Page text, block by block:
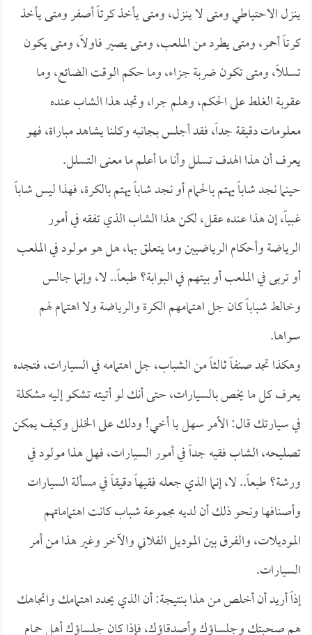
ينزل الاحتياطي ومتى لا ينزل، ومتى يأخذ كرتاً أصفر ومتى يأخذ
كرتاً أحمر، ومتى يطرد من الملعب، ومتى يصير فاولاً، ومتى يكون
تسللاً، ومتى تكون ضربة جزاء، وما حكم الوقت الضائع، وما
عقوبة الغلط على الحكم، وهلم جرا، وتجد هذا الشاب عنده
معلومات دقيقة جداً، فقد أجلس بجانبه وكلنا يشاهد مباراة، فهو
يعرف أن هذا الهدف تسلل وأنا ما أعلم ما معنى التسلل.
حينما نجد شاباً يهتم بالحمام أو نجد شاباً يهتم بالكرة، فهذا ليس شاباً
غبياً، إن هذا عنده عقل، لكن هذا الشاب الذي تفقه في أمور
الرياضة وأحكام الرياضيين وما يتعلق بها، هل هو مولود في الملعب
أو تربى في الملعب أو بيتهم في البوابة؟ طبعاً.. لا، وإنما جالس
وخالط شباباً كان جل اهتمامهم الكرة والرياضة ولا اهتمام لهم
سواها.
وهكذا تجد صنفاً ثالثاً من الشباب، جل اهتمامه في السيارات، فتجده
يعرف كل ما يخص بالسيارات، حتى أنك لو أتيته تشكو إليه مشكلة
في سيارتك قال: الأمر سهل يا أخي! ودلك على الخلل وكيف يمكن
تصليحه، الشاب فقيه جداً في أمور السيارات، فهل هذا مولود في
ورشة؟ طبعاً.. لا، إنما الذي جعله فقيهاً دقيقاً في مسألة السيارات
وأصنافها ونحو ذلك أن لديه مجموعة شباب كانت اهتماماتهم
الموديلات، والفرق بين الموديل الفلاني والآخر وغير هذا من أمر
السيارات.
إذاً أريد أن أخلص من هذا بنتيجة: أن الذي يحدد اهتمامك واتجاهك